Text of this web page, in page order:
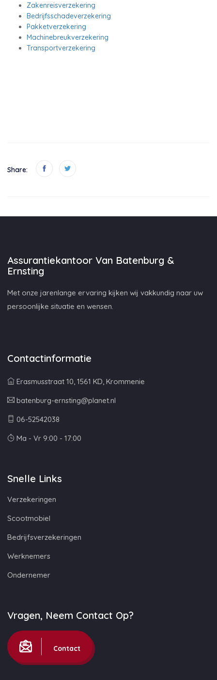
Zakenreisverzekering
Bedrijfsschadeverzekering
Pakketverzekering
Machinebreukverzekering
Transportverzekering
Share:
Assurantiekantoor Van Batenburg &
Ernsting
Met onze jarenlange ervaring kijken wij vakkundig naar uw
persoonlijke situatie en wensen.
Contactinformatie
Erasmusstraat 10, 1561 KD, Krommenie
batenburg-ernsting@planet.nl
06-52542038
Ma - Vr 9:00 - 17:00
Snelle Links
Verzekeringen
Scootmobiel
Bedrijfsverzekeringen
Werknemers
Ondernemer
Vragen, Neem Contact Op?
Contact